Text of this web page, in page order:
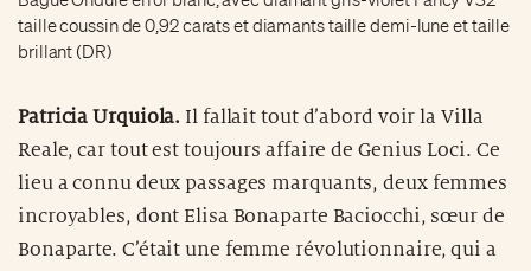
taille coussin de 0,92 carats et diamants taille demi-lune et taille
brillant (DR)
Patricia Urquiola. Il fallait tout d’abord voir la Villa
Reale, car tout est toujours affaire de Genius Loci. Ce
lieu a connu deux passages marquants, deux femmes
incroyables, dont Elisa Bonaparte Baciocchi, sœur de
Bonaparte. C’était une femme révolutionnaire, qui a